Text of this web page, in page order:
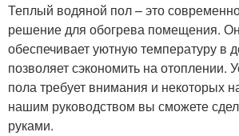
Теплый водяной пол – это
решение для обогрева помещения.
обеспечивает уютную температуру в
позволяет сэкономить на отоплении.
пола требует внимания и некоторых
нашим руководством вы сможете
руками.